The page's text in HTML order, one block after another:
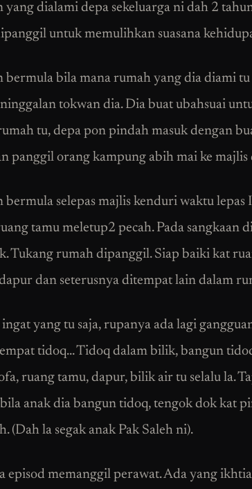
yang dialami depa sekeluarga ni dah 2
untuk memulihkan suasana
bermula bila mana rumah yang dia diami
tokwan dia. Dia buat ubahsuai
tu, depa pon pindah masuk dengan
panggil orang kampung abih mai ke majlis
bermula selepas majlis kenduri waktu lepas
tamu meletup2 pecah. Pada sangkaan
Tukang rumah dipanggil. Siap baiki kat
dan seterusnya ditempat lain dalam
ingat yang tu saja, rupanya ada lagi
tidoq… Tidoq dalam bilik, bangun
ruang tamu, dapur, bilik air tu selalu la.
anak dia bangun tidoq, tengok dok kat
(Dah la segak anak Pak Saleh ni).
episod memanggil perawat. Ada yang